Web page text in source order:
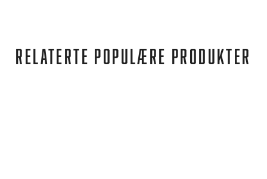
RELATERTE POPULÆRE PRODUKTER